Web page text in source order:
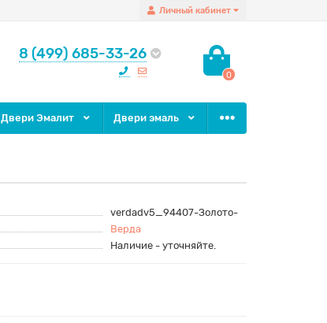
Личный кабинет
8 (499) 685-33-26
0
Двери Эмалит Двери эмаль
verdadv5_94407-Золото-
Верда
Наличие - уточняйте.